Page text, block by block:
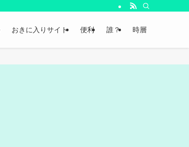
おきに入りサイト 便利 誰？ 時層